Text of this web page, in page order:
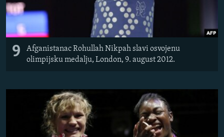
9
Afganistanac Rohullah Nikpah slavi osvojenu
olimpijsku medalju, London, 9. august 2012.